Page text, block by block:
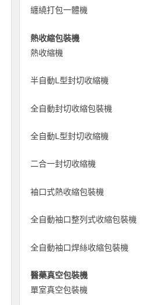
纏繞打包一體機
熱收縮包裝機
熱收縮機
半自動L型封切收縮機
全自動封切收縮包裝機
全自動L型封切收縮機
二合一封切收縮機
袖口式熱收縮包裝機
全自動袖口整列式收縮包裝機
全自動袖口焊絲收縮包裝機
醫藥真空包裝機
單室真空包裝機